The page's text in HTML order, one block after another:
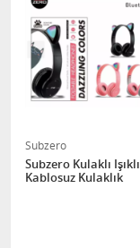
Subzero
Subzero Kulaklı Işıklı
Kablosuz Kulaklık